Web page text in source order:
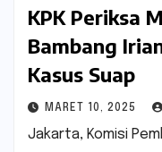
KPK Periksa
Bambang
Kasus Suap
MARET 10, 2025
Jakarta, Komisi